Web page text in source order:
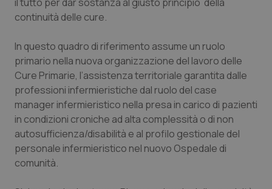
Provincia Autonoma di Bolzano
Provincia Autonoma di Trento
Puglia
Sardegna
Sicilia
Infezioni & Febbre
Ipertensione & Scompenso
Malattie rare
Malattia di Crohn & Rettocolite Ulcerosa
Neuroscienze & patologie neurodegenerative
continuità delle cure.
In questo quadro di riferimento assume un ruolo
primario nella nuova organizzazione del lavoro delle
Cure Primarie, l’assistenza territoriale garantita dalle
professioni infermieristiche dal ruolo del case
manager infermieristico nella presa in carico di pazienti
in condizioni croniche ad alta complessità o di non
autosufficienza/disabilità e al profilo gestionale del
personale infermieristico nel nuovo Ospedale di
comunità.